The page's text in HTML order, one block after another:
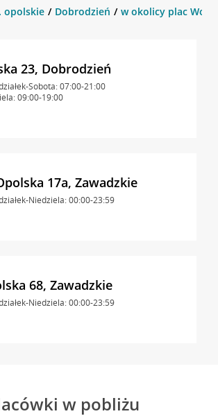
opolskie Dobrodzień w okolicy plac
23, Dobrodzień
Sobota: 07:00-21:00
09:00-19:00
17a, Zawadzkie
Niedziela: 00:00-23:59
68, Zawadzkie
Niedziela: 00:00-23:59
w pobliżu